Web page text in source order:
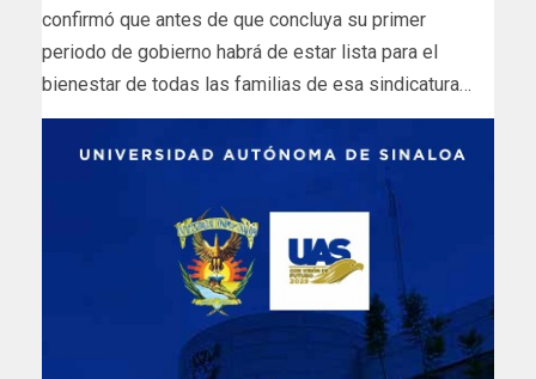
confirmó que antes de que concluya su primer
periodo de gobierno habrá de estar lista para el
bienestar de todas las familias de esa sindicatura…